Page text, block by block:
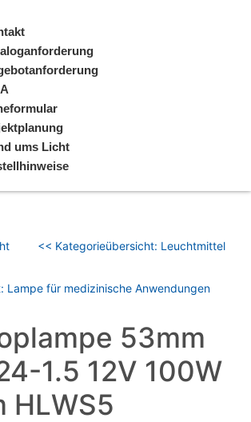
ums Licht
<< Kategorieübersicht: Leuchtmittel
Lampe für medizinische Anwendungen
53mm
1.5 12V 100W
HLWS5